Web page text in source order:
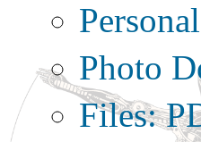
Photo
Files: